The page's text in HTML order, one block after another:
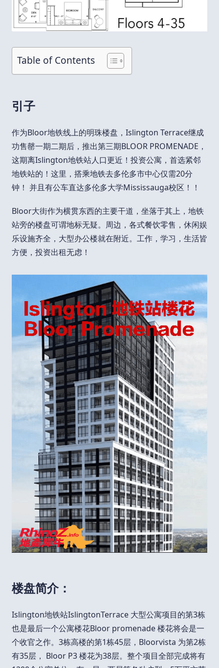
Table of Contents
引子
作为Bloor地铁线上的明珠楼盘，Islington Terrace继成
功售罄一期二期后，推出第三期BLOOR PROMENADE，
这期离Islington地铁站人口更近！投资公寓，首选紧邻
地铁站的！这里，搭乘地铁去多伦多市中心仅需20分
钟！ 并且有公车直达多伦多大学Mississauga校区！！
Bloor大街作为横贯东西的主要干道，坐落于其上，地铁
站旁的楼盘可谓地标无疑。周边，各式餐饮零售，休闲娱
乐设施齐全，大型办公楼就在附近。工作，学习，生活皆
方便，投资出租无虑！
楼盘简介：
Islington地铁站IslingtonTerrace 大型公寓项目的第3栋
也是最后一个公寓楼花Bloor promenade 楼花将会是一
个收官之作。3栋高楼的第1栋45层，Bloorvista 为第2栋
有35层， Bloor P3 楼花为38层。整个项目全部完成将有